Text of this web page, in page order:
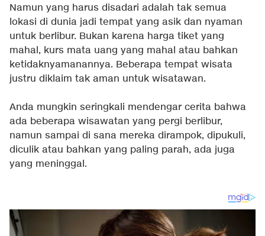
Namun yang harus disadari adalah tak semua
lokasi di dunia jadi tempat yang asik dan nyaman
untuk berlibur. Bukan karena harga tiket yang
mahal, kurs mata uang yang mahal atau bahkan
ketidaknyamanannya. Beberapa tempat wisata
justru diklaim tak aman untuk wisatawan.
Anda mungkin seringkali mendengar cerita bahwa
ada beberapa wisawatan yang pergi berlibur,
namun sampai di sana mereka dirampok, dipukuli,
diculik atau bahkan yang paling parah, ada juga
yang meninggal.